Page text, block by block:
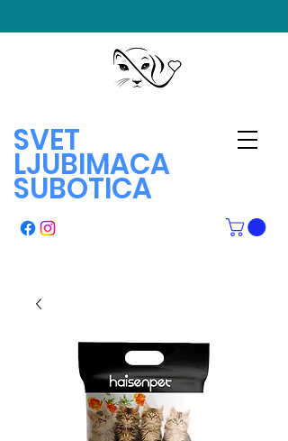
SVET
LJUBIMACA
SUBOTICA